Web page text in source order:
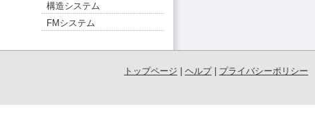
構造システム
FMシステム
トップページ ヘルプ| プライバシーポリシー